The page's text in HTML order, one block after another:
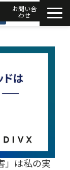
お問い合
わせ
」は私の実